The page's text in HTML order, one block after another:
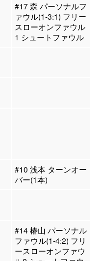
#17 森 パーソナルフ
ァウル(1-3:1) フリー
スローオンファウル
1 シュートファウル
#10 浅本 ターンオー
バー(1本)
#14 椿山 パーソナル
ファウル(1-4:2) フリ
ースローオンファウ